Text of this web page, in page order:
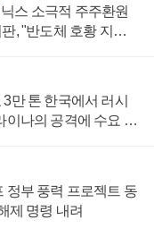
스 소극적 주주환원
, "반도체 호황 지속
만 톤 한국에서 러시
이나의 공격에 수요 늘
정부 풍력 프로젝트 동
제 명령 내려